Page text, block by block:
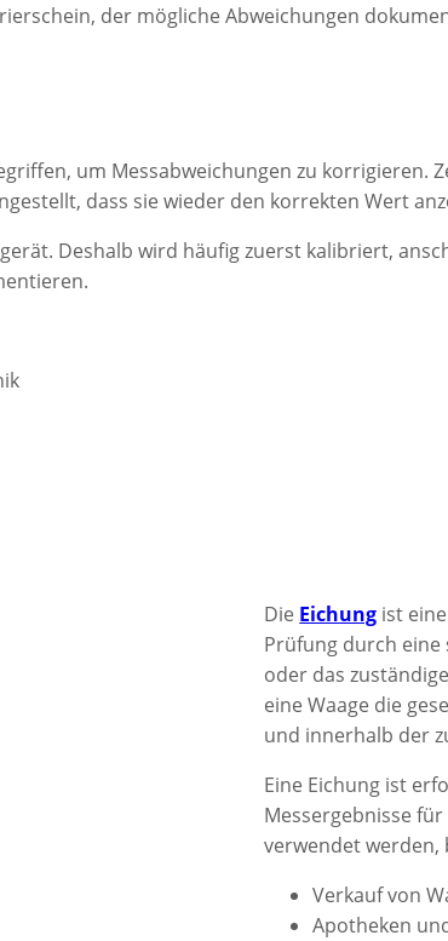
der mögliche Abweichungen
um Messabweichungen zu korrigieren.
dass sie wieder den korrekten Wert
Deshalb wird häufig zuerst kalibriert,
Die Eichung ist
Prüfung durch eine
oder das
eine Waage die
und innerhalb der
Eine Eichung ist
Messergebnisse
verwendet werden,
Verkauf von
Apotheken